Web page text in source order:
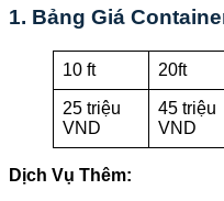
1. Bảng Giá
10 ft 20ft
25 triệu
VND
45 triệu
VND
Dịch Vụ Thêm: